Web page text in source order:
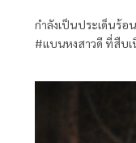
กำลังเป็นประเด็นร้
#แบนหงสาวดี ที่สืบเ
ท่านหนึ่ง ทำเอาชาว
เลียนแบบมาหรือไม่